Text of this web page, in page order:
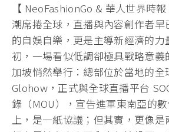
【 NeoFashionGo & 華人世界時
潮席捲全球，直播與內容創作者早
的自娛自樂，更是主導新經濟的力
初，一場看似低調卻極具戰略意義
加坡悄然舉行：總部位於當地的全
Glohow，正式與全球直播平台
錄（MOU），宣告進軍東南亞的
上，是一紙協議；但其實，更像是